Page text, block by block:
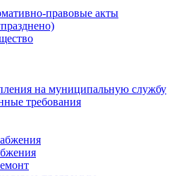
правовые акты
на муниципальную службу
требования